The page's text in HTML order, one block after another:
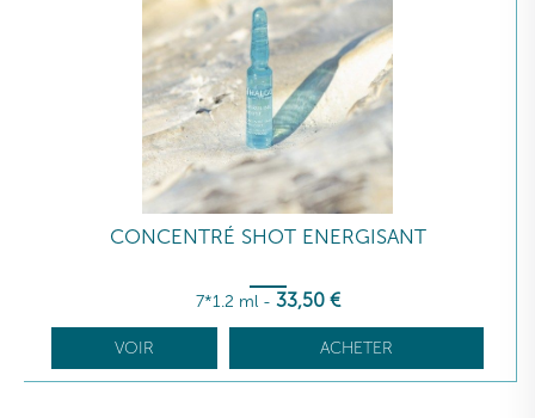
CONCENTRÉ SHOT ENERGISANT
7*1.2 ml - 33,50 €
VOIR ACHETER